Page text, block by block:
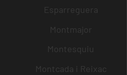
Esparreguera
Montmajor
Montesquiu
Montcada i Reixac